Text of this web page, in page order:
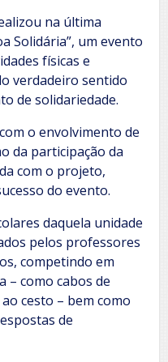
na última
Solidária”, um evento
físicas e
verdadeiro sentido
de solidariedade.
o envolvimento de
da participação da
com o projeto,
do evento.
daquela unidade
pelos professores
competindo em
– como cabos de
cesto – bem como
de